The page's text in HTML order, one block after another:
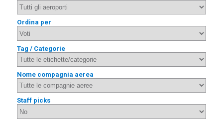
Ordina per
Tag / Categorie
Nome compagnia aerea
Staff picks